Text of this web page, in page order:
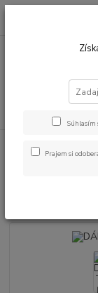
Súhlasím
Prajem si